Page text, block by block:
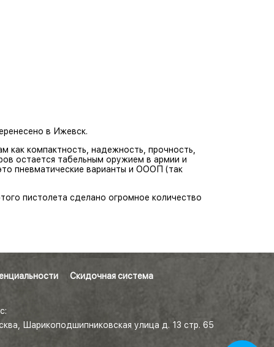
в Ижевск.
как компактность, надежность, прочность,
остается табельным оружием в армии и
пневматические варианты и ОООП (так
пистолета сделано огромное количество
Скидочная система
Шарикоподшипниковская улица д. 13 стр. 65